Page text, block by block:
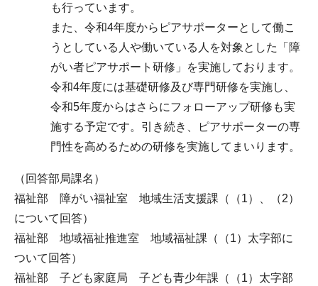
も行っています。
また、令和4年度からピアサポーターとして働こ
うとしている人や働いている人を対象とした「障
がい者ピアサポート研修」を実施しております。
令和4年度には基礎研修及び専門研修を実施し、
令和5年度からはさらにフォローアップ研修も実
施する予定です。引き続き、ピアサポーターの専
門性を高めるための研修を実施してまいります。
（回答部局課名）
福祉部 障がい福祉室 地域生活支援課（（1）、（2）
について回答）
福祉部 地域福祉推進室 地域福祉課（（1）太字部に
ついて回答）
福祉部 子ども家庭局 子ども青少年課（（1）太字部